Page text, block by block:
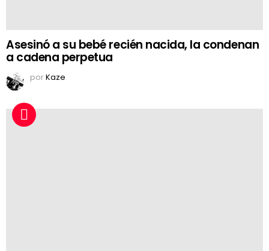
Asesinó a su bebé recién nacida, la condenan
a cadena perpetua
porKaze